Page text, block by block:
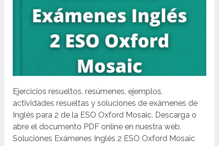
Ejercicios resueltos, resúmenes, ejemplos,
actividades resueltas y soluciones de exámenes de
Inglés para 2 de la ESO Oxford Mosaic. Descarga o
abre el documento PDF online en nuestra web.
Soluciones Exámenes Inglés 2 ESO Oxford Mosaic